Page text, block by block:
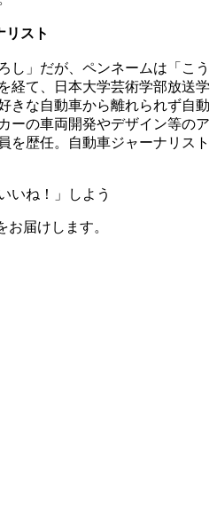
リスト
し」だが、ペンネームは「こう
経て、日本大学芸術学部放送学
きな自動車から離れられず自動
ーの車両開発やデザイン等のア
を歴任。自動車ジャーナリスト
いね！」しよう
お届けします。